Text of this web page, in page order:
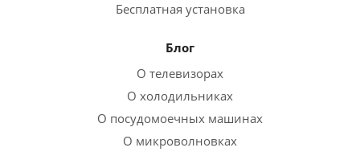
Бесплатная установка
Блог
О телевизорах
О холодильниках
О посудомоечных машинах
О микроволновках